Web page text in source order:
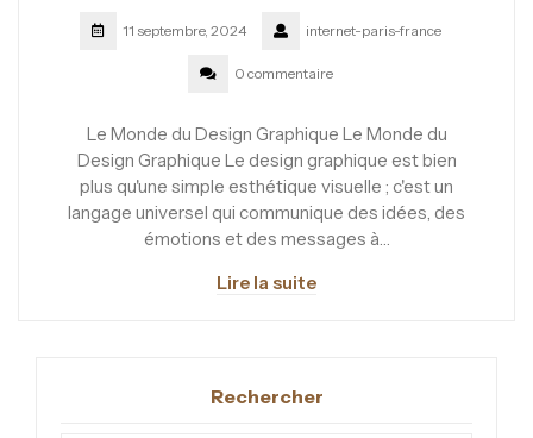
11 septembre, 2024 internet-paris-france
0 commentaire
Le Monde du Design Graphique Le Monde du
Design Graphique Le design graphique est bien
plus qu'une simple esthétique visuelle ; c'est un
langage universel qui communique des idées, des
émotions et des messages à…
Lire la suite
Rechercher